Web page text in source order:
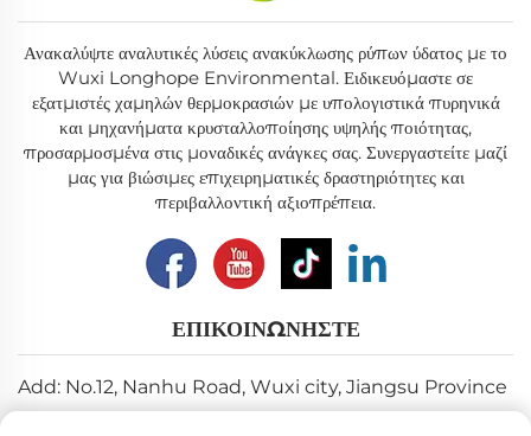
Ανακαλύψτε αναλυτικές λύσεις ανακύκλωσης ρύπων ύδατος με το
Wuxi Longhope Environmental. Ειδικευόμαστε σε
εξατμιστές χαμηλών θερμοκρασιών με υπολογιστικά πυρηνικά
και μηχανήματα κρυσταλλοποίησης υψηλής ποιότητας,
προσαρμοσμένα στις μοναδικές ανάγκες σας. Συνεργαστείτε μαζί
μας για βιώσιμες επιχειρηματικές δραστηριότητες και
περιβαλλοντική αξιοπρέπεια.
ΕΠΙΚΟΙΝΩΝΉΣΤΕ
Add: No.12, Nanhu Road, Wuxi city, Jiangsu Province